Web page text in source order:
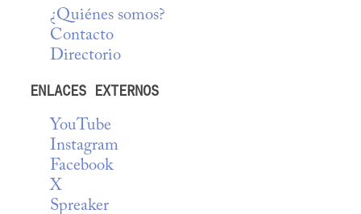
¿Quiénes somos?
Contacto
Directorio
ENLACES EXTERNOS
YouTube
Instagram
Facebook
X
Spreaker